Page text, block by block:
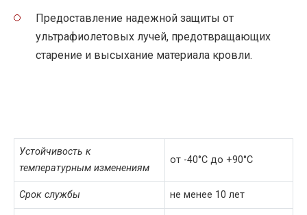
Предоставление надежной защиты от
ультрафиолетовых лучей, предотвращающих
старение и высыхание материала кровли.
Устойчивость к
температурным изменениям
от -40°C до +90°C
Срок службы не менее 10 лет